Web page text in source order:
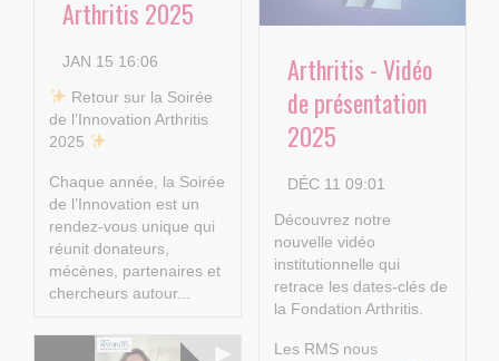
Arthritis 2025
JAN 15 16:06
​ Retour sur la Soirée
de l’Innovation Arthritis
2025
Chaque année, la Soirée
de l’Innovation est un
rendez-vous unique qui
réunit donateurs,
mécènes, partenaires et
chercheurs autour...
Arthritis - Vidéo
de présentation
2025
DÉC 11 09:01
Découvrez notre
nouvelle vidéo
institutionnelle qui
retrace les dates-clés de
la Fondation Arthritis.
Les RMS nous